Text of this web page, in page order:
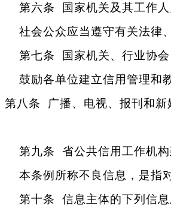
第六条 国家机关及其工作人
社会公众应当遵守有关法律
第七条 国家机关、行业协会
鼓励各单位建立信用管理和
第八条 广播、电视、报刊和新
第九条 省公共信用工作机构
本条例所称不良信息，是指
第十条 信息主体的下列信息